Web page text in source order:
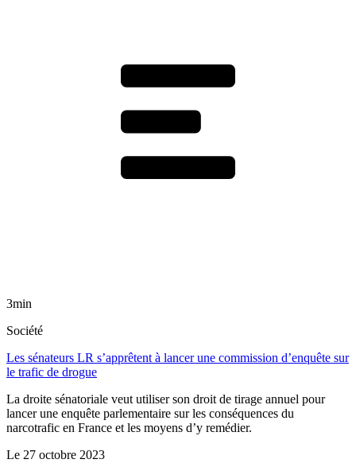
3min
Société
Les sénateurs LR s’apprêtent à lancer une commission d’enquête sur
le trafic de drogue
La droite sénatoriale veut utiliser son droit de tirage annuel pour
lancer une enquête parlementaire sur les conséquences du
narcotrafic en France et les moyens d’y remédier.
Le 27 octobre 2023